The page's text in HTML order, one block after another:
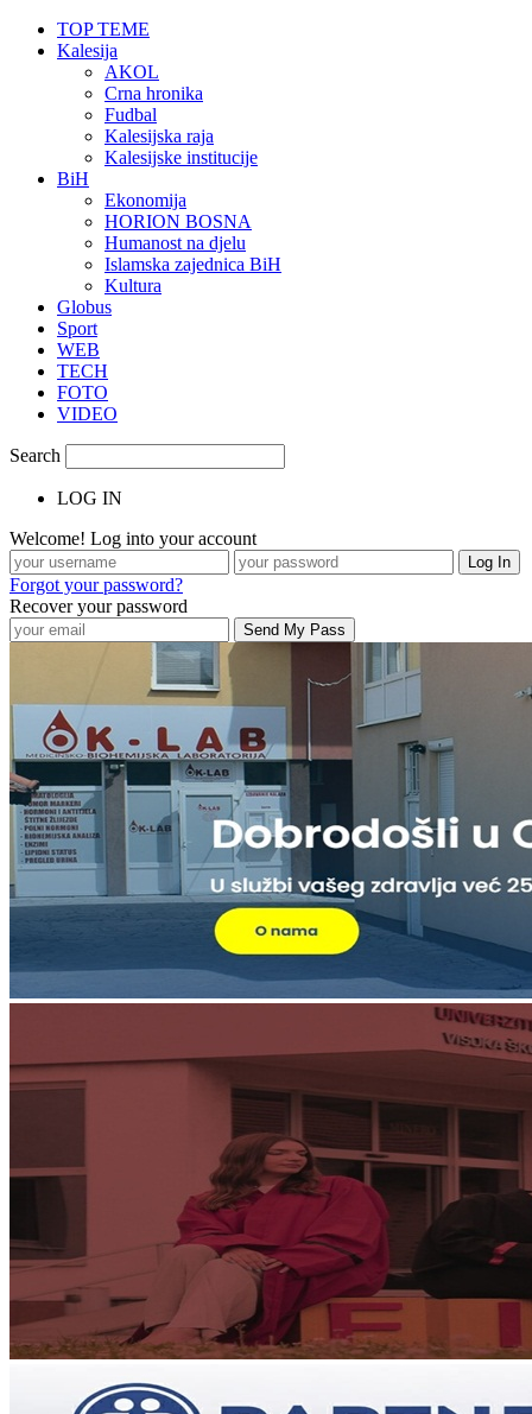
TOP TEME
Kalesija
AKOL
Crna hronika
Fudbal
Kalesijska raja
Kalesijske institucije
BiH
Ekonomija
HORION BOSNA
Humanost na djelu
Islamska zajednica BiH
Kultura
Globus
Sport
WEB
TECH
FOTO
VIDEO
Search
LOG IN
Welcome! Log into your account
Forgot your password?
Recover your password